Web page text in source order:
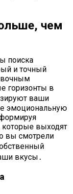
чем
поиска
и точный
горизонты в
ваши
эмоциональную
выходят
вы смотрели
вкусы․